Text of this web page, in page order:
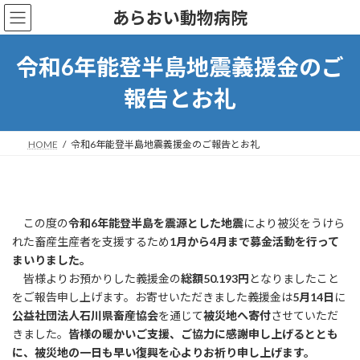
コ
ン
ナ
ビ
あらおい動物病院
令和6年能登半島地震義援金のご
報告とお礼
HOME 令和6年能登半島地震義援金のご報告とお礼
この度の令和6年能登半島を震源とした地震により被災をうけら
れた畜産生産者を支援するため1月から4月まで募金活動を行って
まいりました。
皆様よりお預かりした義援金の総額50.193円となりましたこと
をご報告申し上げます。お寄せいただきました義援金は5月14日 に
公益社団法人石川県畜産協会を通じて被災地へ寄付させていただ
きました。 皆様の暖かいご支援、ご協力に感謝申し上げるととも
に、被災地の一日も早い復興を心よりお祈り申し上げます。